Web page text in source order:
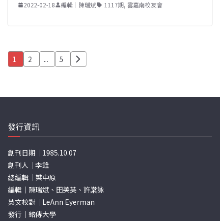
2022-02-18 編輯｜陳瑞斌 1117期, 雲嘉南校友會
文
分
頁
1 2 ... 5
發行資訊
創刊日期｜1985.10.07
創刊人｜李銓
總編輯｜樊中原
編輯｜陳瑞斌、田美英、許棠詠
英文校對｜LeAnn Eyerman
發行｜銘傳大學